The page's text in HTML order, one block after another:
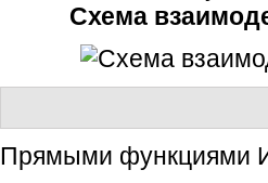
Схема
Прямыми функциями